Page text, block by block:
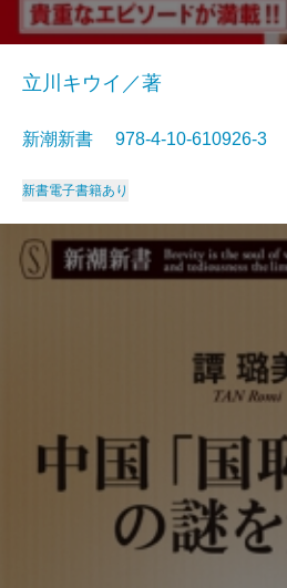
立川キウイ／著
新潮新書 978-4-10-610926-
新書電子書籍あり